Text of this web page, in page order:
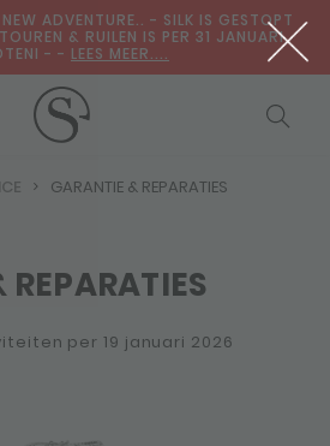
ADVENTURE.. - SILK IS GESTOPT
& RUILEN IS PER 31 JANUARI
- - LEES MEER....
GARANTIE & REPARATIES
per 19 januari 2026